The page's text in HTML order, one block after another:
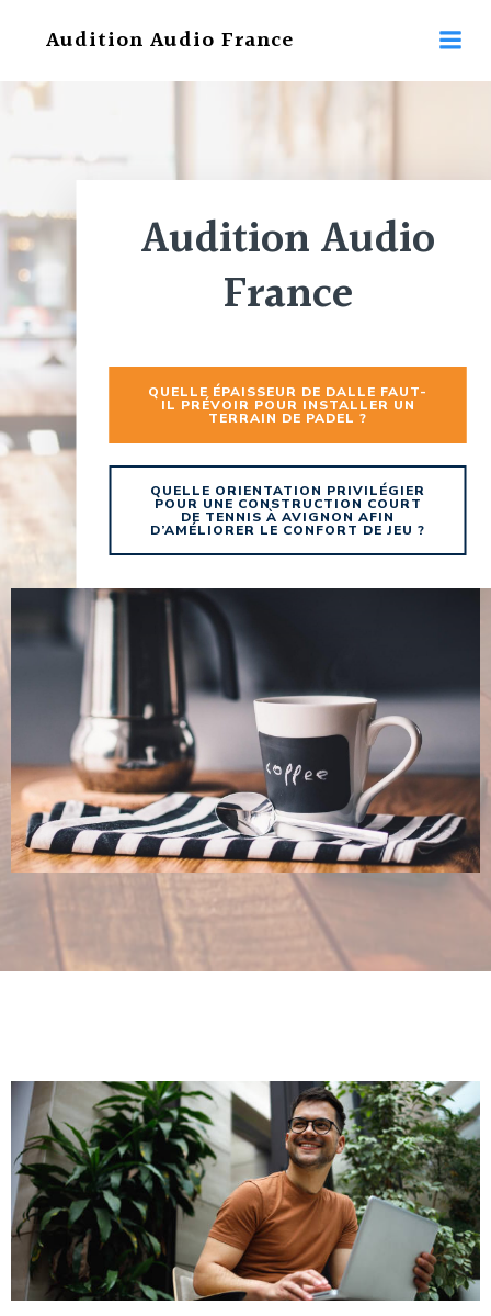
au
Audition Audio France
Audition Audio
France
QUELLE ÉPAISSEUR DE DALLE FAUT-
IL PRÉVOIR POUR INSTALLER UN
TERRAIN DE PADEL ?
QUELLE ORIENTATION PRIVILÉGIER
POUR UNE CONSTRUCTION COURT
DE TENNIS À AVIGNON AFIN
D’AMÉLIORER LE CONFORT DE JEU ?